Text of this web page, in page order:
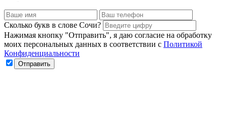
Сколько букв в слове Сочи?
Нажимая кнопку "Отправить", я даю согласие на обработку
моих персональных данных в соответствии с Политикой
Конфиденциальности